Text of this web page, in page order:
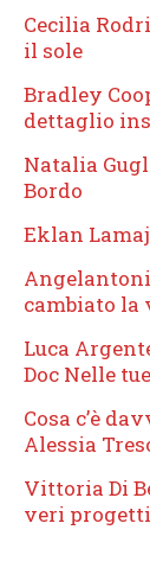
Cecilia
il sole
Bradley
dettaglio
Natalia
Bordo
Eklan
cambiato la
Luca
Doc Nelle
Cosa c’è
Alessia
Vittoria Di
veri progetti